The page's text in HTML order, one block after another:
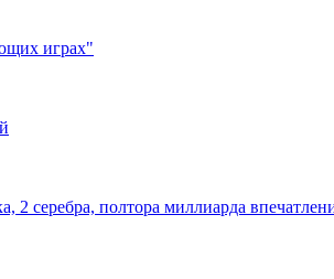
играх"
серебра, полтора миллиарда